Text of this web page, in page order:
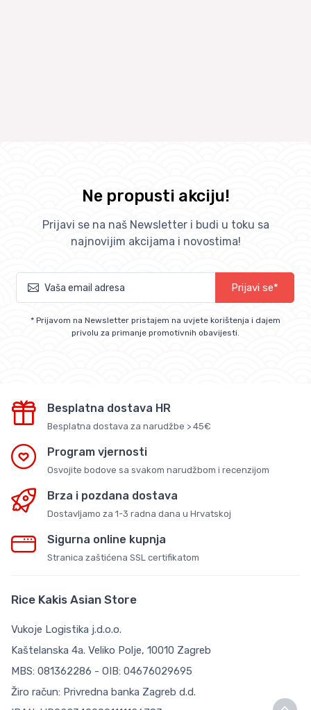
Ne propusti akciju!
Prijavi se na naš Newsletter i budi u toku sa
najnovijim akcijama i novostima!
Prijavi se*
* Prijavom na Newsletter pristajem na uvjete korištenja i dajem
privolu za primanje promotivnih obavijesti.
Besplatna dostava HR
Besplatna dostava za narudžbe > 45€
Program vjernosti
Osvojite bodove sa svakom narudžbom i recenzijom
Brza i pozdana dostava
Dostavljamo za 1-3 radna dana u Hrvatskoj
Sigurna online kupnja
Stranica zaštićena SSL certifikatom
Rice Kakis Asian Store
Vukoje Logistika j.d.o.o.
Kaštelanska 4a. Veliko Polje, 10010 Zagreb
MBS: 081362286 - OIB: 04676029695
Žiro račun: Privredna banka Zagreb d.d.